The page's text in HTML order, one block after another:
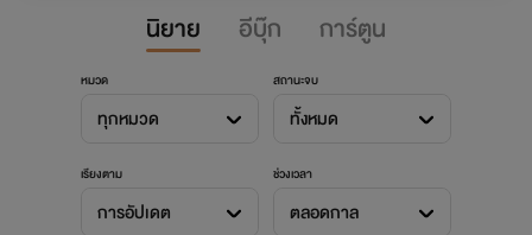
นิยาย อีบุ๊ก การ์ตูน
หมวด
ทุกหมวด
สถานะจบ
ทั้งหมด
เรียงตาม
การอัปเดต
ช่วงเวลา
ตลอดกาล